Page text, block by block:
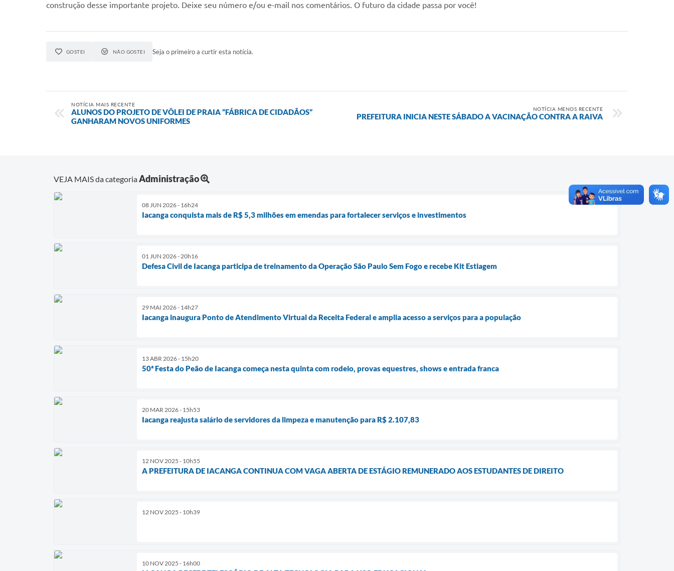
construção desse importante projeto. Deixe seu número e/ou e-mail nos comentários. O futuro da cidade passa por você!
GOSTEI NÃO GOSTEI Seja o primeiro a curtir esta notícia.
NOTÍCIA MAIS RECENTE
ALUNOS DO PROJETO DE VÔLEI DE PRAIA “FÁBRICA DE CIDADÃOS”
GANHARAM NOVOS UNIFORMES
NOTÍCIA MENOS RECENTE
PREFEITURA INICIA NESTE SÁBADO A VACINAÇÃO CONTRA A RAIVA
VEJA MAIS da categoriaAdministração
08 JUN 2026 - 16h24
Iacanga conquista mais de R$ 5,3 milhões em emendas para fortalecer serviços e investimentos
01 JUN 2026 - 20h16
Defesa Civil de Iacanga participa de treinamento da Operação São Paulo Sem Fogo e recebe Kit Estiagem
29 MAI 2026 - 14h27
Iacanga inaugura Ponto de Atendimento Virtual da Receita Federal e amplia acesso a serviços para a população
13 ABR 2026 - 15h20
50ª Festa do Peão de Iacanga começa nesta quinta com rodeio, provas equestres, shows e entrada franca
20 MAR 2026 - 15h53
Iacanga reajusta salário de servidores da limpeza e manutenção para R$ 2.107,83
12 NOV 2025 - 10h55
A PREFEITURA DE IACANGA CONTINUA COM VAGA ABERTA DE ESTÁGIO REMUNERADO AOS ESTUDANTES DE DIREITO
12 NOV 2025 - 10h39
10 NOV 2025 - 16h00